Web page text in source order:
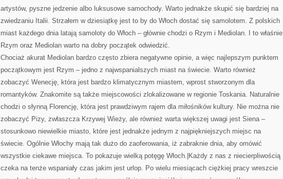
artystów, pyszne jedzenie albo luksusowe samochody. Warto jednakże skupić się bardziej na
zwiedzaniu Italii. Strzałem w dziesiątkę jest to by do Włoch dostać się samolotem. Z polskich
miast każdego dnia latają samoloty do Włoch – głównie chodzi o Rzym i Mediolan. I to właśnie
Rzym oraz Mediolan warto na dobry początek odwiedzić.
Chociaż akurat Mediolan bardzo często zbiera negatywne opinie, a więc najlepszym punktem
początkowym jest Rzym – jedno z najwspanialszych miast na świecie. Warto również
zobaczyć Wenecję, która jest bardzo klimatycznym miastem, wprost stworzonym dla
romantyków. Znakomite są także miejscowości zlokalizowane w regionie Toskania. Naturalnie
chodzi o słynną Florencję, która jest prawdziwym rajem dla miłośników kultury. Nie można nie
zobaczyć Pizy, zwłaszcza Krzywej Wieży, ale również warta większej uwagi jest Siena –
stosunkowo niewielkie miasto, które jest jednakże jednym z najpiękniejszych miejsc na
świecie. Ogólnie Włochy mają tak dużo do zaoferowania, iż zabraknie dnia, aby omówić
wszystkie ciekawe miejsca. To pokazuje wielką potęgę Włoch.|Każdy z nas z niecierpliwością
czeka na tenże wspaniały czas jakim jest urlop. Po wielu miesiącach ciężkiej pracy wreszcie